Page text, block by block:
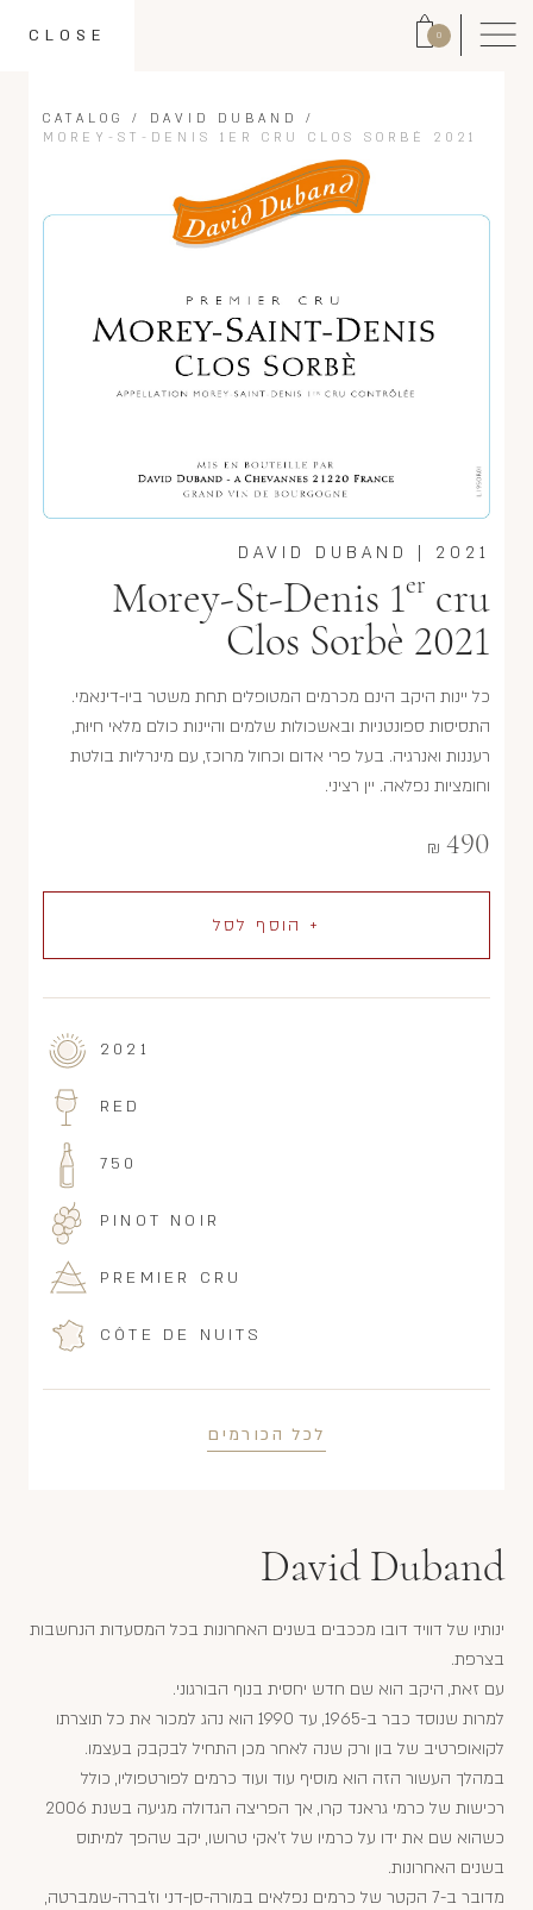
0
CLOSE
CATALOG / DAVID DUBAND
/
MOREY-ST-DENIS 1ER CRU CLOS SORBÈ 2021
2021
|
DAVID DUBAND
Morey-St-Denis 1er cru
Clos Sorbè 2021
כל יינות היקב הינם מכרמים המטופלים תחת משטר ביו-דינאמי.
התסיסות ספונטניות ובאשכולות שלמים והיינות כולם מלאי חיוּת,
רעננות ואנרגיה. בעל פרי אדום וכחול מרוכז, עם מינרליות בולטת
וחומציות נפלאה. יין רציני.
490
₪
+ הוסף לסל
2021
RED
750
PINOT NOIR
PREMIER CRU
CÔTE DE NUITS
לכל הכורמים
David Duband
ינותיו של דוויד דובו מככבים בשנים האחרונות בכל המסעדות הנחשבות
בצרפת.
עם זאת, היקב הוא שם חדש יחסית בנוף הבורגוני.
למרות שנוסד כבר ב-1965, עד 1990 הוא נהג למכור את כל תוצרתו
לקואופרטיב של בון ורק שנה לאחר מכן התחיל לבקבק בעצמו.
במהלך העשור הזה הוא מוסיף עוד ועוד כרמים לפורטפוליו, כולל
רכישות של כרמי גראנד קרו, אך הפריצה הגדולה מגיעה בשנת 2006
כשהוא שם את ידו על כרמיו של ז'אקי טרושו, יקב שהפך למיתוס
בשנים האחרונות.
מדובר ב-7 הקטר של כרמים נפלאים במורה-סן-דני וז'ברה-שמברטה,